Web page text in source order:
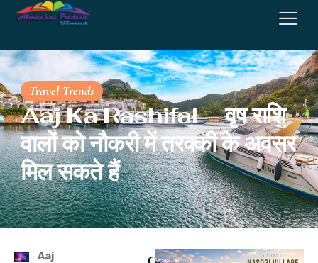
Travel Trends
Aaj Ka Rashifal – वृष राशि
वालों को नौकरी में तरक्की के अवसर
मिल सकते हैं
Aaj